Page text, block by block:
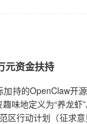
元资金扶持
持的OpenClaw开
味地定义为“养龙
区行动计划（征求